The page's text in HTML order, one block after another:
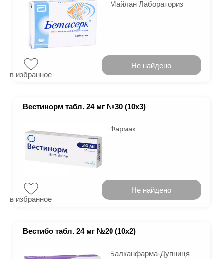
Майлан Лабораториз
в избранное
Не найдено
Вестинорм табл. 24 мг №30 (10х3)
Фармак
в избранное
Не найдено
Вестибо табл. 24 мг №20 (10х2)
Балканфарма-Дупниця